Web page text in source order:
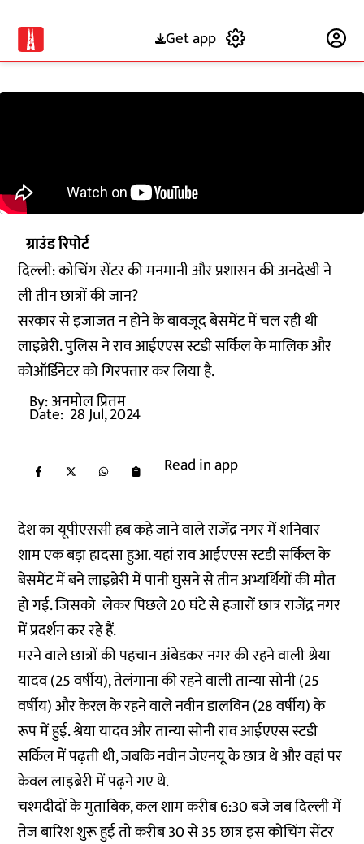
Get app
ग्राउंड रिपोर्ट
दिल्ली: कोचिंग सेंटर की मनमानी और प्रशासन की अनदेखी ने
ली तीन छात्रों की जान?
सरकार से इजाजत न होने के बावजूद बेसमेंट में चल रही थी
लाइब्रेरी. पुलिस ने राव आईएएस स्टडी सर्किल के मालिक और
कोऑर्डिनेटर को गिरफ्तार कर लिया है.
By:अनमोल प्रितम
Date: 28 Jul, 2024
Read in app
देश का यूपीएससी हब कहे जाने वाले राजेंद्र नगर में शनिवार
शाम एक बड़ा हादसा हुआ. यहां राव आईएएस स्टडी सर्किल के
बेसमेंट में बने लाइब्रेरी में पानी घुसने से तीन अभ्यर्थियों की मौत
हो गई. जिसको लेकर पिछले 20 घंटे से हजारों छात्र राजेंद्र नगर
में प्रदर्शन कर रहे हैं.
मरने वाले छात्रों की पहचान अंबेडकर नगर की रहने वाली श्रेया
यादव (25 वर्षीय), तेलंगाना की रहने वाली तान्या सोनी (25
वर्षीय) और केरल के रहने वाले नवीन डालविन (28 वर्षीय) के
रूप में हुई. श्रेया यादव और तान्या सोनी राव आईएएस स्टडी
सर्किल में पढ़ती थी, जबकि नवीन जेएनयू के छात्र थे और वहां पर
केवल लाइब्रेरी में पढ़ने गए थे.
चश्मदीदों के मुताबिक, कल शाम करीब 6:30 बजे जब दिल्ली में
तेज बारिश शुरू हुई तो करीब 30 से 35 छात्र इस कोचिंग सेंटर